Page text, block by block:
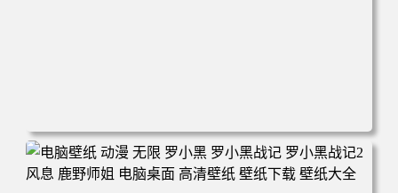
电脑壁纸 柯南和小兰背靠背 夕阳 日落 4K动漫壁纸 电脑桌
面 高清壁纸 壁纸下载 壁纸大全